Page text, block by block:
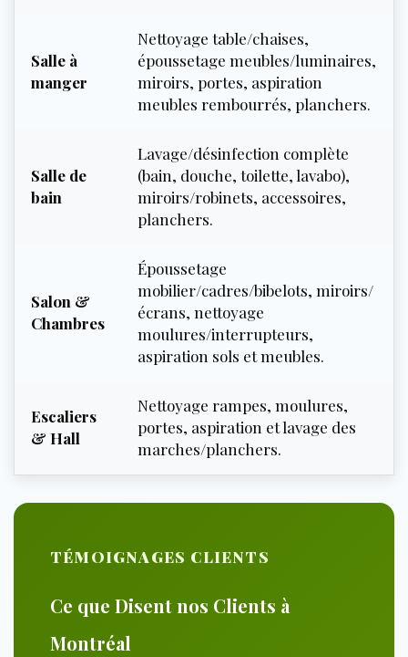
Salle à
manger
Nettoyage table/chaises,
époussetage meubles/luminaires,
miroirs, portes, aspiration
meubles rembourrés, planchers.
Salle de
bain
Lavage/désinfection complète
(bain, douche, toilette, lavabo),
miroirs/robinets, accessoires,
planchers.
Salon &
Chambres
Époussetage
mobilier/cadres/bibelots, miroirs/
écrans, nettoyage
moulures/interrupteurs,
aspiration sols et meubles.
Escaliers
& Hall
Nettoyage rampes, moulures,
portes, aspiration et lavage des
marches/planchers.
TÉMOIGNAGES CLIENTS
Ce que Disent nos Clients à
Montréal